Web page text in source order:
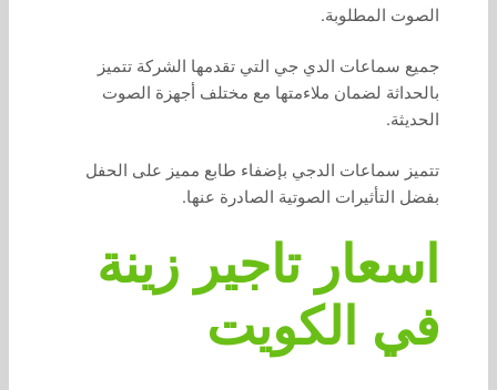
الصوت المطلوبة.
جميع سماعات الدي جي التي تقدمها الشركة تتميز
بالحداثة لضمان ملاءمتها مع مختلف أجهزة الصوت
الحديثة.
تتميز سماعات الدجي بإضفاء طابع مميز على الحفل
بفضل التأثيرات الصوتية الصادرة عنها.
اسعار تاجير زينة
في الكويت